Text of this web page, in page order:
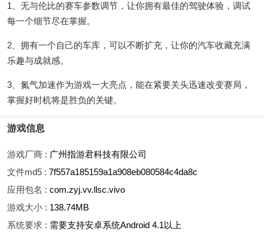
1、无与伦比的赛车参数调节，让你拥有最佳的驾驶体验，调试
每一个细节尽在掌握。
2、拥有一个自己的车库，可以不断扩充，让你的汽车收藏充满
乐趣与成就感。
3、氮气加速作为游戏一大亮点，能在紧要关头迅速改变赛局，
掌握好时机将是胜负的关键。
游戏信息
游戏厂商 : 广州指游君科技有限公司
文件md5 : 7f557a185159a1a908eb080584c4da8c
应用包名 : com.zyj.vv.llsc.vivo
游戏大小 : 138.74MB
系统要求 : 需要支持安卓系统Android 4.1以上